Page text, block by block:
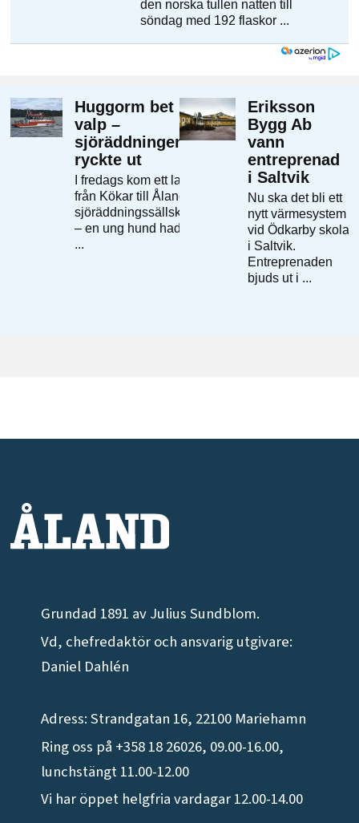
Grundad 1891 av Julius Sundblom.
Vd, chefredaktör och ansvarig utgivare:
Daniel Dahlén
Adress: Strandgatan 16, 22100 Mariehamn
Ring oss på +358 18 26026, 09.00-16.00,
lunchstängt 11.00-12.00
Vi har öppet helgfria vardagar 12.00-14.00